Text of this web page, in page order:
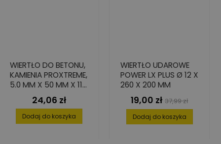
WIERTŁO DO BETONU,
KAMIENIA PROXTREME,
5.0 MM X 50 MM X 115
Cena
24,06 zł
Dodaj do koszyka
WIERTŁO UDAROWE
POWER LX PLUS Ø 12 X
260 X 200 MM
Cena
19,00 zł Cena
podstawowa
37,99 zł
Dodaj do koszyka